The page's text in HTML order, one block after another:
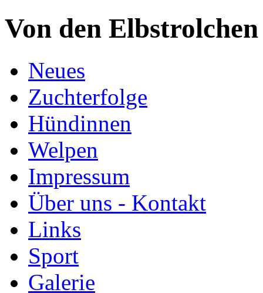
Von den Elbstrolchen
Neues
Zuchterfolge
Hündinnen
Welpen
Impressum
Über uns - Kontakt
Links
Sport
Galerie